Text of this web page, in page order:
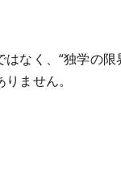
なく、“独学の
ません。